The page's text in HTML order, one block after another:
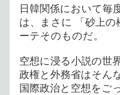
日韓関係において毎
は、まさに 「砂上
ーテそのものだ。
空想に浸る小説の世
政権と外務省はそん
国際政治と空想をご